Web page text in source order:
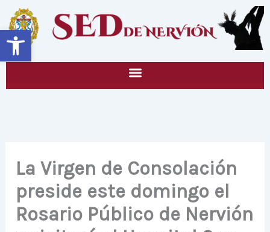
Abrir barra de herramientas
contenido
La Virgen de Consolación
preside este domingo el
Rosario Público de Nervión